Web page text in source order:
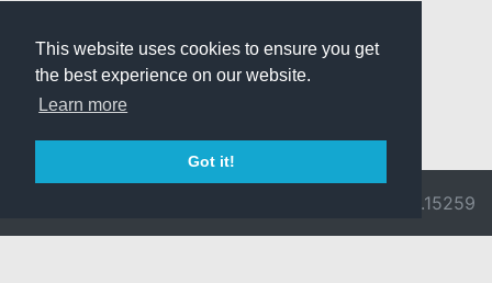
This website uses cookies to ensure you get
the best experience on our website.
Learn more
Got it!
v3.0.9692.15259